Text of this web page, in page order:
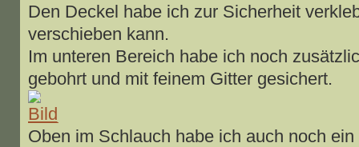
Den Deckel habe ich zur Sicherheit
verschieben kann.
Im unteren Bereich habe ich noch
gebohrt und mit feinem Gitter gesichert.
Oben im Schlauch habe ich auch noch